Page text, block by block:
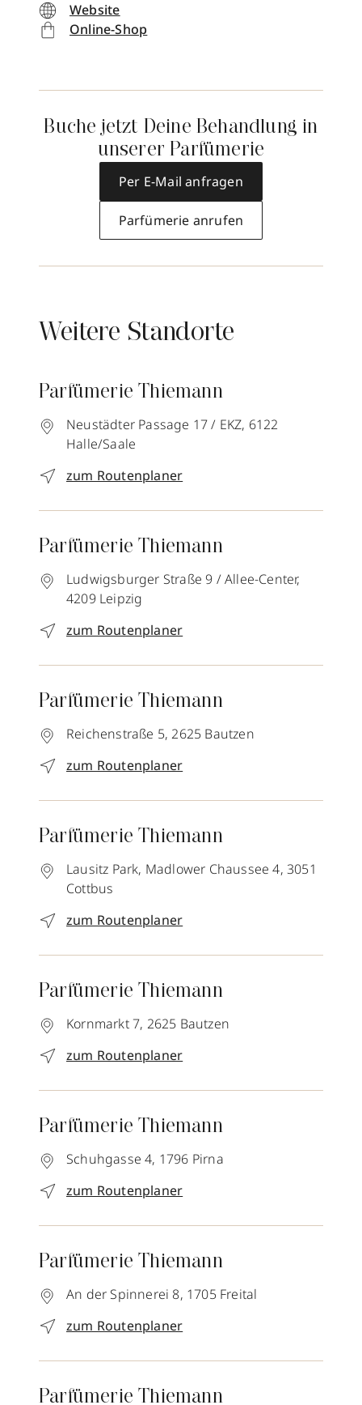
Website
Online-Shop
Buche jetzt Deine Behandlung in
unserer Parfümerie
Per E-Mail anfragen
Parfümerie anrufen
Weitere Standorte
Parfümerie Thiemann
Neustädter Passage 17 / EKZ, 6122
Halle/Saale
zum Routenplaner
Parfümerie Thiemann
Ludwigsburger Straße 9 / Allee-Center,
4209 Leipzig
zum Routenplaner
Parfümerie Thiemann
Reichenstraße 5, 2625 Bautzen
zum Routenplaner
Parfümerie Thiemann
Lausitz Park, Madlower Chaussee 4, 3051
Cottbus
zum Routenplaner
Parfümerie Thiemann
Kornmarkt 7, 2625 Bautzen
zum Routenplaner
Parfümerie Thiemann
Schuhgasse 4, 1796 Pirna
zum Routenplaner
Parfümerie Thiemann
An der Spinnerei 8, 1705 Freital
zum Routenplaner
Parfümerie Thiemann